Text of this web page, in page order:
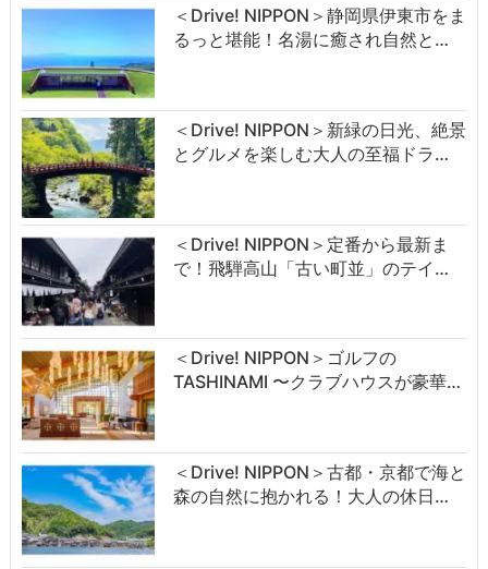
＜Drive! NIPPON＞静岡県伊東市をま
るっと堪能！名湯に癒され自然と…
＜Drive! NIPPON＞新緑の日光、絶景
とグルメを楽しむ大人の至福ドラ…
＜Drive! NIPPON＞定番から最新ま
で！飛騨高山「古い町並」のテイ…
＜Drive! NIPPON＞ゴルフの
TASHINAMI 〜クラブハウスが豪華…
＜Drive! NIPPON＞古都・京都で海と
森の自然に抱かれる！大人の休日…